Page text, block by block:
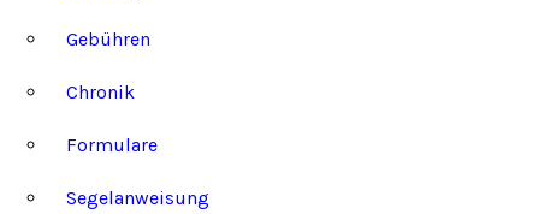
Gebühren
Chronik
Formulare
Segelanweisung